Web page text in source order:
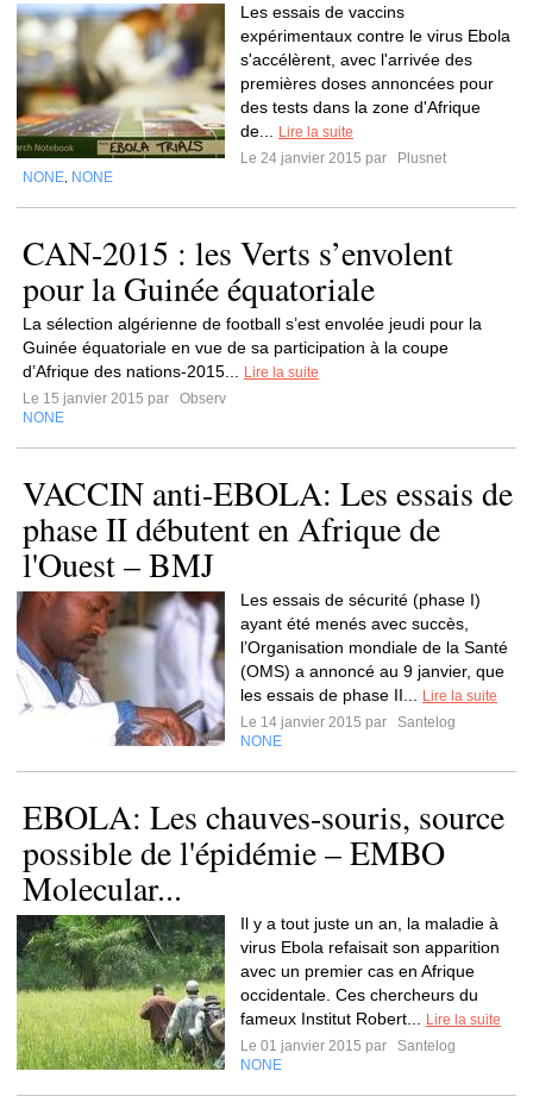
Les essais de vaccins
expérimentaux contre le virus Ebola
s'accélèrent, avec l'arrivée des
premières doses annoncées pour
des tests dans la zone d'Afrique
de...
Lire la suite
Le 24 janvier 2015 par
Plusnet
NONE NONE
CAN-2015 : les Verts s’envolent
pour la Guinée équatoriale
La sélection algérienne de football s’est envolée jeudi pour la
Guinée équatoriale en vue de sa participation à la coupe
d’Afrique des nations-2015...
Lire la suite
Le 15 janvier 2015 par
Observ
NONE
VACCIN anti-EBOLA: Les essais de
phase II débutent en Afrique de
l'Ouest – BMJ
Les essais de sécurité (phase I)
ayant été menés avec succès,
l’Organisation mondiale de la Santé
(OMS) a annoncé au 9 janvier, que
les essais de phase II...
Lire la suite
Le 14 janvier 2015 par
Santelog
NONE
EBOLA: Les chauves-souris, source
possible de l'épidémie – EMBO
Molecular...
Il y a tout juste un an, la maladie à
virus Ebola refaisait son apparition
avec un premier cas en Afrique
occidentale. Ces chercheurs du
fameux Institut Robert...
Lire la suite
Le 01 janvier 2015 par
Santelog
NONE